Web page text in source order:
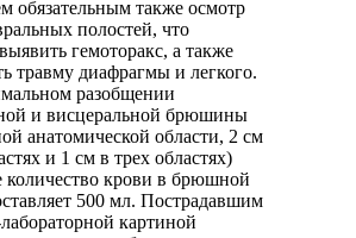
обязательным также осмотр
полостей, что
гемоторакс, а также
травму диафрагмы и легкого.
разобщении
и висцеральной брюшины
анатомической области, 2 см
и 1 см в трех областях)
количество крови в брюшной
500 мл. Пострадавшим
картиной